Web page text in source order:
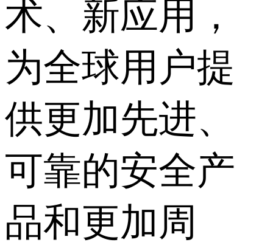
术、新应用，
为全球用户提
供更加先进、
可靠的安全产
品和更加周